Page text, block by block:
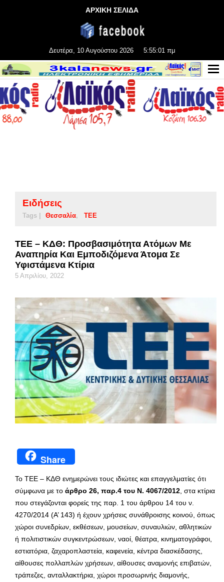
ΑΡΧΙΚΗ ΣΕΛΙΔΑ
Δευτέρα, 10 Αυγούστου 2026 5:55:01 πμ
Ειδήσεις
Tags | Θεσσαλία ΤΕΕ
ΤΕΕ – ΚΔΘ: Προσβασιμότητα Ατόμων Με
Αναπηρία Και Εμποδιζόμενα Άτομα Σε
Υφιστάμενα Κτίρια
5 Απριλίου, 2022
Share
Το ΤΕΕ – ΚΔΘ ενημερώνει τους ιδιώτες και επαγγελματίες ότι
σύμφωνα με το άρθρο 26, παρ.4 του Ν. 4067/2012 , στα κτίρια
που στεγάζονται φορείς της παρ. 1 του άρθρου 14 του ν.
4270/2014 (Α’ 143) ή έχουν χρήσεις συνάθροισης κοινού, όπως
χώροι συνεδρίων, εκθέσεων, μουσείων, συναυλιών, αθλητικών
ή πολιτιστικών συγκεντρώσεων, ναοί, θέατρα, κινηματογράφοι,
εστιατόρια, ζαχαροπλαστεία, καφενεία, κέντρα διασκέδασης,
αίθουσες πολλαπλών χρήσεων, αίθουσες αναμονής επιβατών,
τράπεζες, ανταλλακτήρια, χώροι προσωρινής διαμονής,